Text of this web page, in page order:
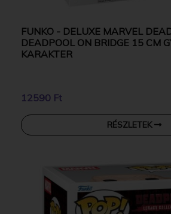
FUNKO - DELUXE MARVEL
DEADPOOL ON BRIDGE 15 CM
KARAKTER
12590 Ft
RÉSZLETEK